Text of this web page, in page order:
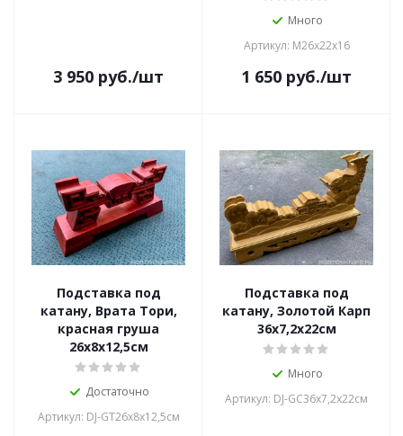
3 950 руб./шт
Много
Артикул: M26x22x16
1 650 руб./шт
Подставка под
катану, Врата Тори,
красная груша
26х8х12,5см
Достаточно
Артикул: DJ-GT26х8х12,5см
Подставка под
катану, Золотой Карп
36х7,2х22см
Много
Артикул: DJ-GC36х7,2х22см